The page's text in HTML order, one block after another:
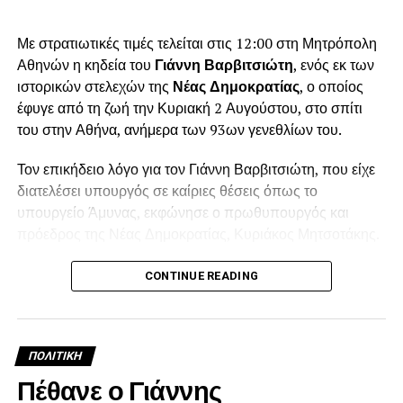
Με στρατιωτικές τιμές τελείται στις 12:00 στη Μητρόπολη
Αθηνών η κηδεία του Γιάννη Βαρβιτσιώτη, ενός εκ των
ιστορικών στελεχών της Νέας Δημοκρατίας, ο οποίος
έφυγε από τη ζωή την Κυριακή 2 Αυγούστου, στο σπίτι
του στην Αθήνα, ανήμερα των 93ων γενεθλίων του.
Τον επικήδειο λόγο για τον Γιάννη Βαρβιτσιώτη, που είχε
διατελέσει υπουργός σε καίριες θέσεις όπως το
υπουργείο Άμυνας, εκφώνησε ο πρωθυπουργός και
Λίγο πριν τη μία το μεσημέρι, ολοκληρώθηκε η εξόδιος
ακολουθία και στο βήμα ανέβηκε ο πρωθυπουργός
Κυριάκος Μητσοτάκης για να εκφωνήσει τον επικήδειο
Μεταξύ άλλων ο Κυριάκος Μητσοτάκης, είπε: «Ο Γιάννης
Βαρβιτσιώτης ήταν φτιαγμένος από εκείνο το σπάνιο
CONTINUE READING
ΠΟΛΙΤΙΚΉ
Πέθανε ο Γιάννης